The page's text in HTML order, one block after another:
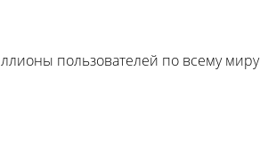
пользователей по всему миру